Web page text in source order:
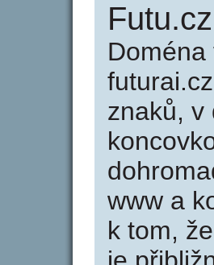
Futu.cz
znaků, v
www a
k tom,